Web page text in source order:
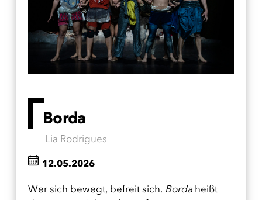
Borda
Lia Rodrigues
Wer sich bewegt, befreit sich. Borda heißt
12.05.2026